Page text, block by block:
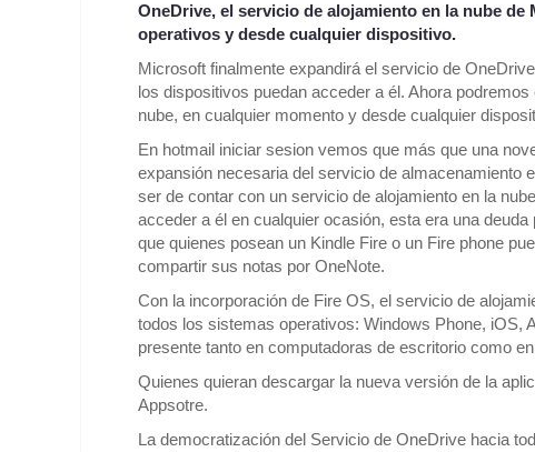
OneDrive, el servicio de alojamiento en la nube
operativos y desde cualquier dispositivo.
Microsoft finalmente expandirá el servicio de
los dispositivos puedan acceder a él. Ahora
nube, en cualquier momento y desde cualquier
En hotmail iniciar sesion vemos que más que una
expansión necesaria del servicio de almacenamiento
ser de contar con un servicio de alojamiento en la
acceder a él en cualquier ocasión, esta era una
que quienes posean un Kindle Fire o un Fire phone
compartir sus notas por OneNote.
Con la incorporación de Fire OS, el servicio de
todos los sistemas operativos: Windows Phone, iOS,
presente tanto en computadoras de escritorio como
Quienes quieran descargar la nueva versión de la
Appsotre.
La democratización del Servicio de OneDrive hacia